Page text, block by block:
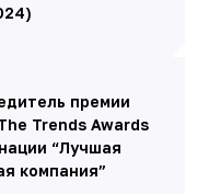
премии
Trends Awards
“Лучшая
компания”